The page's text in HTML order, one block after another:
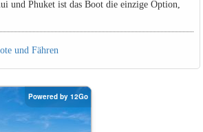
und Phuket ist das Boot die einzige Option,
und Fähren